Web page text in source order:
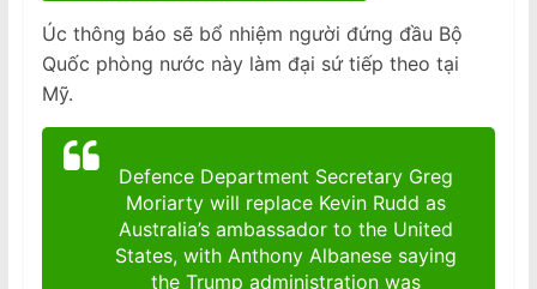
e
r
Úc thông báo sẽ bổ nhiệm người đứng đầu Bộ
Quốc phòng nước này làm đại sứ tiếp theo tại
Mỹ.
Defence Department Secretary Greg
Moriarty will replace Kevin Rudd as
Australia’s ambassador to the United
States, with Anthony Albanese saying
the Trump administration was